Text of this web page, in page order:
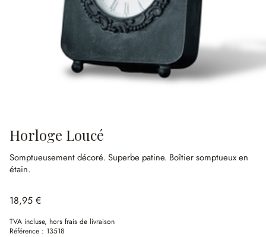
Horloge Loucé
Somptueusement décoré. Superbe patine. Boîtier somptueux en
étain.
18,95 €
TVA incluse, hors frais de livraison
Référence : 13518